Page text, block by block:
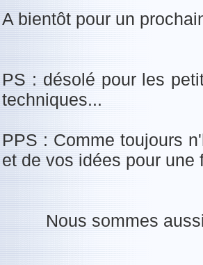
A bientôt pour un
PS : désolé pour les
techniques...
PPS : Comme toujours
et de vos idées pour une
Nous sommes